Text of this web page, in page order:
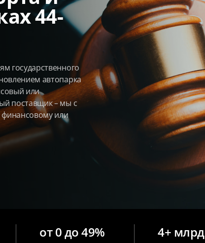
44-
государственного
автопарка
или
поставщик – мы с
финансовому или
от 0 до 49% 4+ млрд